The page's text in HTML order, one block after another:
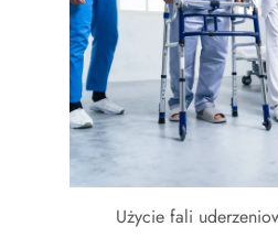
Użycie fali